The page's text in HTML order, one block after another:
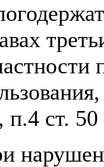
п.4 ст.